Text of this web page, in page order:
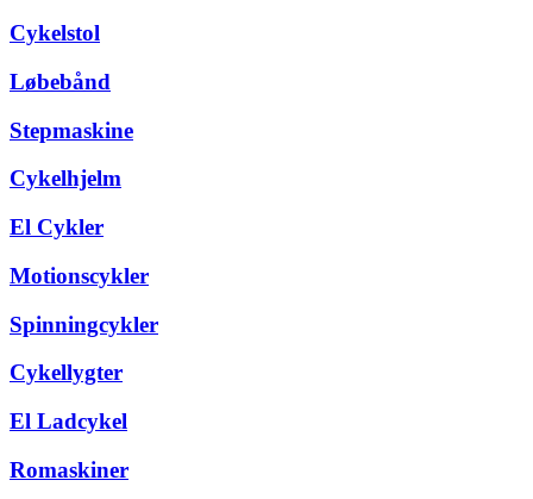
Cykelstol
Løbebånd
Stepmaskine
Cykelhjelm
El Cykler
Motionscykler
Spinningcykler
Cykellygter
El Ladcykel
Romaskiner